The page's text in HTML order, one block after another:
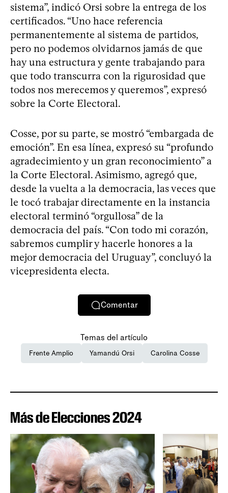
sistema”, indicó Orsi sobre la entrega de los
certificados. “Uno hace referencia
permanentemente al sistema de partidos,
pero no podemos olvidarnos jamás de que
hay una estructura y gente trabajando para
que todo transcurra con la rigurosidad que
todos nos merecemos y queremos”, expresó
sobre la Corte Electoral.
Cosse, por su parte, se mostró “embargada de
emoción”. En esa línea, expresó su “profundo
agradecimiento y un gran reconocimiento” a
la Corte Electoral. Asimismo, agregó que,
desde la vuelta a la democracia, las veces que
le tocó trabajar directamente en la instancia
electoral terminó “orgullosa” de la
democracia del país. “Con todo mi corazón,
sabremos cumplir y hacerle honores a la
mejor democracia del Uruguay”, concluyó la
vicepresidenta electa.
Comentar
Temas del artículo
Frente Amplio Yamandú Orsi Carolina Cosse
Más de Elecciones 2024